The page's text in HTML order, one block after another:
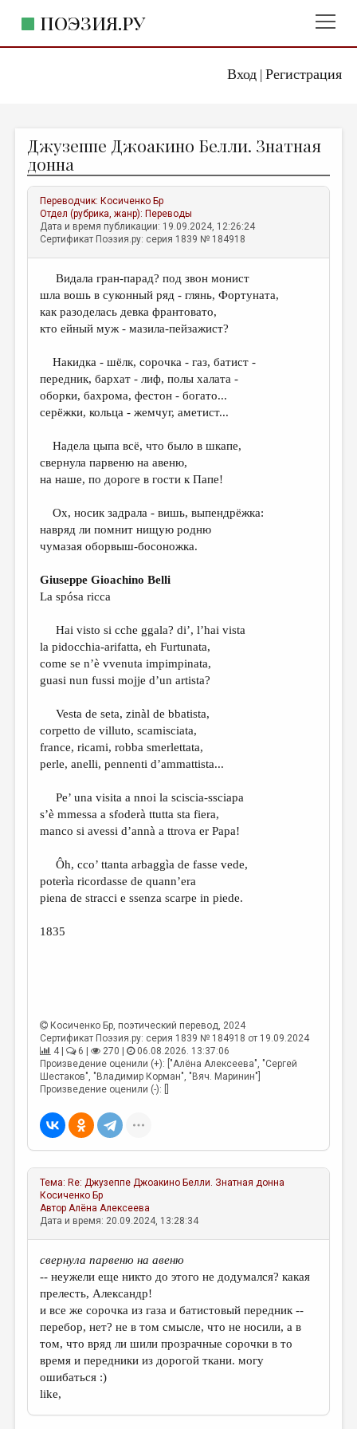
Вход| Регистрация
ПОЭЗИЯ.РУ
ЖАНРЫ
АВТОРЫ
КОММЕНТАРИИ
ЛИТСАЛОН
ПРАВИЛА САЙТА
ОТДЕЛЫ И РУБРИКИ
ДАЙДЖЕСТ
ПРОИЗВЕДЕНИЯ
КОНКУРСЫ
КНИЖНАЯ ПОЛКА
ОБЗОР ЛИТЕРАТУРЫ
СТРАНИЦЫ ПАМЯТИ
ОБЪЯВЛЕНИЯ
РЕДКОЛЛЕГИЯ
ОТ РЕДАКЦИИ
МАЛАЯ ПРОЗА
ЭССЕИСТИКА
ЛИТЕРАТУРОВЕДЕНИЕ
КУЛЬТУРОВЕДЕНИЕ
ПУБЛИЦИСТИКА
РЕЦЕНЗИРОВАНИЕ
ЦИКЛЫ ПУБЛИКАЦИЙ
Джузеппе Джоакино Белли. Знатная
донна
Переводчик: Косиченко Бр
Отдел (рубрика, жанр): Переводы
Дата и время публикации: 19.09.2024, 12:26:24
Сертификат Поэзия.ру: серия 1839 № 184918
Видала гран-парад? под звон монист
шла вошь в суконный ряд - глянь, Фортуната,
как разоделась девка франтовато,
кто ейный муж - мазила-пейзажист?
Накидка - шёлк, сорочка - газ, батист -
передник, бархат - лиф, полы халата -
оборки, бахрома, фестон - богато...
серёжки, кольца - жемчуг, аметист...
Надела цыпа всё, что было в шкапе,
свернула парвеню на авеню,
на наше, по дороге в гости к Папе!
Ох, носик задрала - вишь, выпендрёжка:
навряд ли помнит нищую родню
чумазая оборвыш-босоножка.
Giuseppe Gioachino Belli
La spósa ricca
Hai visto si cche ggala? di’, l’hai vista
la pidocchia-arifatta, eh Furtunata,
come se n’è vvenuta impimpinata,
guasi nun fussi mojje d’un artista?
Vesta de seta, zinàl de bbatista,
corpetto de villuto, scamisciata,
france, ricami, robba smerlettata,
perle, anelli, pennenti d’ammattista...
Pe’ una visita a nnoi la sciscia-ssciapa
s’è mmessa a sfoderà ttutta sta fiera,
manco si avessi d’annà a ttrova er Papa!
Ôh, cco’ ttanta arbaggìa de fasse vede,
poterìa ricordasse de quann’era
piena de stracci e ssenza scarpe in piede.
1835
Косиченко Бр, поэтический перевод, 2024
Сертификат Поэзия.ру: серия 1839 № 184918 от 19.09.2024
4 |
6 | 270 |
06.08.2026. 13:37:06
Произведение оценили (+): ["Алёна Алексеева", "Сергей
Шестаков", "Владимир Корман", "Вяч. Маринин"]
Произведение оценили (-): []
Тема: Re: Джузеппе Джоакино Белли. Знатная донна
Косиченко Бр
АвторАлёна Алексеева
Дата и время: 20.09.2024, 13:28:34
свернула парвеню на авеню
-- неужели еще никто до этого не додумался? какая
прелесть, Александр!
и все же сорочка из газа и батистовый передник --
перебор, нет? не в том смысле, что не носили, а в
том, что вряд ли шили прозрачные сорочки в то
время и передники из дорогой ткани. могу
ошибаться :)
like,